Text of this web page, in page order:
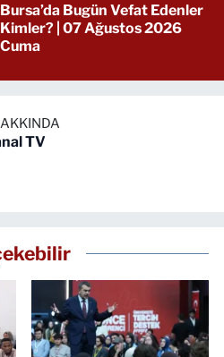
Bursa’da Bugün Vefat Edenler
Kimler? | 07 Ağustos 2026
Cuma
TV